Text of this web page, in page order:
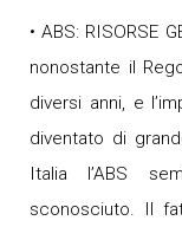
• ABS: RISORSE
nonostante il
diversi anni, e
diventato di
Italia l’ABS
sconosciuto. Il